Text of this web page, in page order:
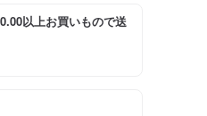
以上お買いもので送